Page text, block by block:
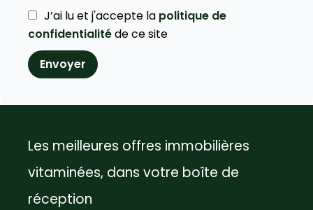
J’ai lu et j'accepte la politique de
confidentialitéde ce site
Envoyer
Les meilleures offres immobilières
vitaminées, dans votre boîte de
réception